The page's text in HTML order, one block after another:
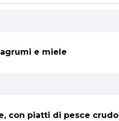
e miele
con piatti di pesce crudo